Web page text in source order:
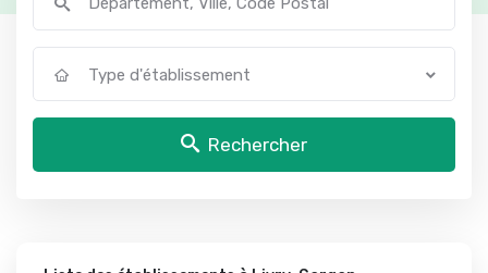
Type d'établissement
Rechercher